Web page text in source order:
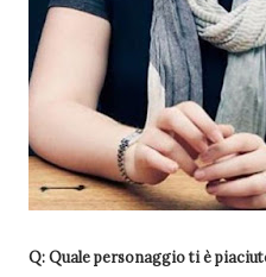
Q: Quale personaggio ti è